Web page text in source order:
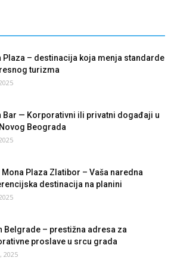
Plaza – destinacija koja menja standarde
turizma
Bar — Korporativni ili privatni događaji u
Beograda
Mona Plaza Zlatibor – Vaša naredna
destinacija na planini
Belgrade – prestižna adresa za
proslave u srcu grada
2025